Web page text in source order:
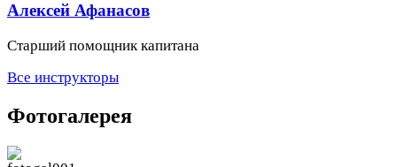
Алексей Афанасов
Старший помощник капитана
Все инструкторы
Фотогалерея